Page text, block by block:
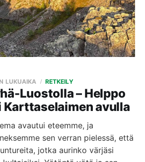
Luostolla – Helppo
avulla
LUKUAIKA RETKEILY
avautui eteemme, ja
sen verran pielessä, että
jotka aurinko värjäsi